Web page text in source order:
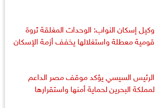
وكيل إسكان النواب: الوحدات المغلقة ثروة
قومية معطلة واستغلالها يخفف أزمة الإسكان
الرئيس السيسي يؤكد موقف مصر الداعم
لمملكة البحرين لحماية أمنها واستقرارها